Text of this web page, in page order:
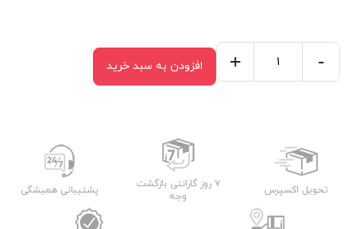
-
+ افزودن به سبد خرید
تحویل اکسپرس
۷ روز گارانتی بازگشت
وجه
پشتیبانی همیشگی